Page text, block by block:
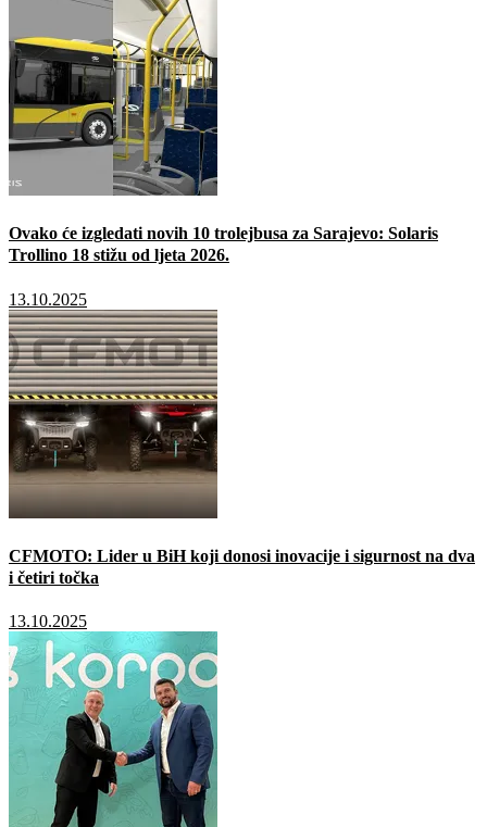
Ovako će izgledati novih 10 trolejbusa za Sarajevo: Solaris
Trollino 18 stižu od ljeta 2026.
13.10.2025
CFMOTO: Lider u BiH koji donosi inovacije i sigurnost na dva
i četiri točka
13.10.2025